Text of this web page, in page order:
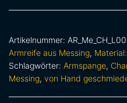
Artikelnummer:
Armreife aus Messing,
Schlagwörter: Armspange,
Messing, von Hand